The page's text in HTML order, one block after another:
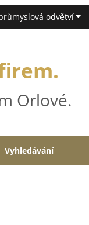
odvětví
Orlové.
Vyhledávání